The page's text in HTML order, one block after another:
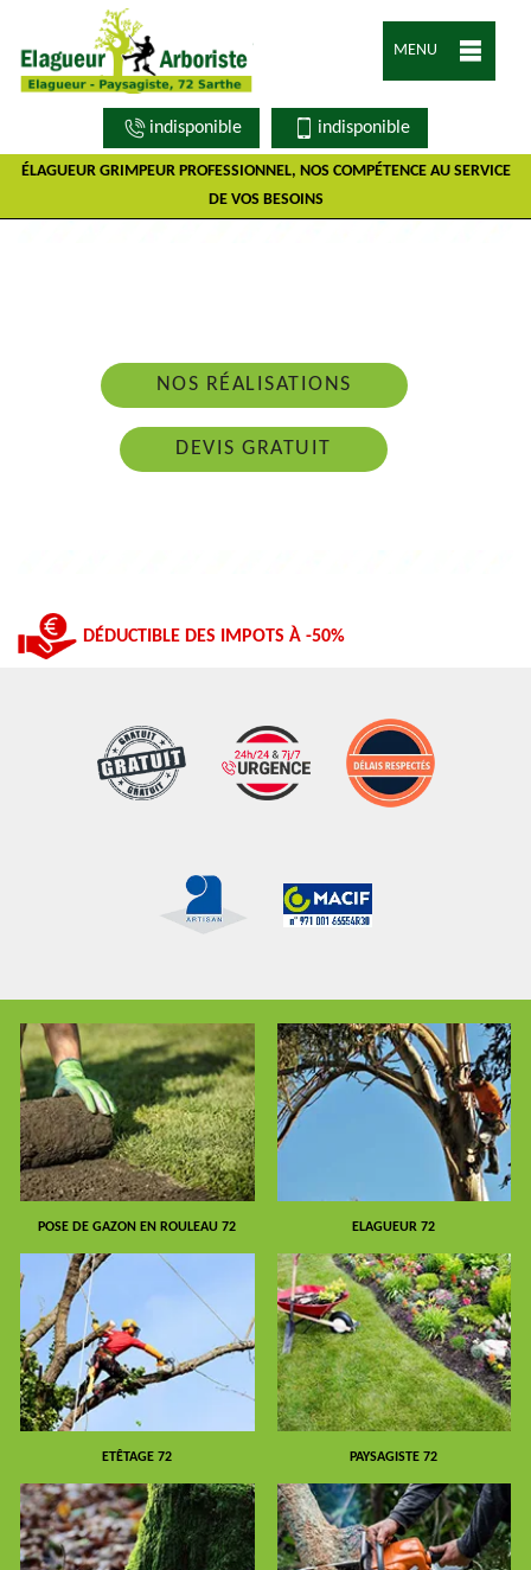
ÉLAGUEUR GRIMPEUR PROFESSIONNEL, NOS COMPÉTENCE AU SERVICE
DE VOS BESOINS
MENU
indisponible indisponible
NOS RÉALISATIONS
DEVIS GRATUIT
DÉDUCTIBLE DES IMPOTS À -50%
POSE DE GAZON EN ROULEAU 72 ELAGUEUR 72
ETÊTAGE 72 PAYSAGISTE 72